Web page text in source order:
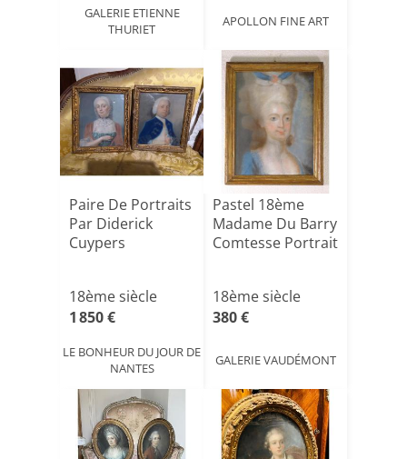
GALERIE ETIENNE
THURIET
APOLLON FINE ART
Paire De Portraits
Par Diderick
Cuypers
18ème siècle
1 850 €
LE BONHEUR DU JOUR DE
NANTES
Pastel 18ème
Madame Du Barry
Comtesse Portrait
18ème siècle
380 €
GALERIE VAUDÉMONT